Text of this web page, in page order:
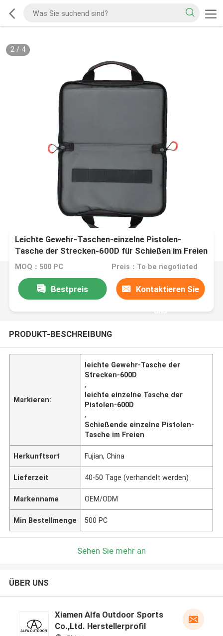
2/ 4
Leichte Gewehr-Taschen-einzelne Pistolen-
Tasche der Strecken-600D für Schießen im Freien
MOQ：500 PC Preis：To be negotiated
Bestpreis Kontaktieren Sie
uns
PRODUKT-BESCHREIBUNG
Markieren:
leichte Gewehr-Tasche der
Strecken-600D
,
leichte einzelne Tasche der
Pistolen-600D
,
Schießende einzelne Pistolen-
Tasche im Freien
Herkunftsort Fujian, China
Lieferzeit 40-50 Tage (verhandelt werden)
Markenname OEM/ODM
Min Bestellmenge 500 PC
Sehen Sie mehr an
ÜBER UNS
Xiamen Alfa Outdoor Sports
Co.,Ltd. Herstellerprofil